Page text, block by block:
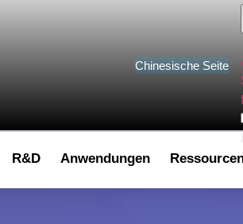
Chinesische Seite
R&D Anwendungen